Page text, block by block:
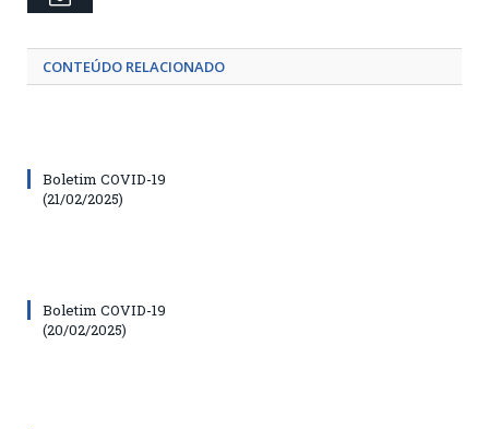
CONTEÚDO RELACIONADO
Boletim COVID-19
(21/02/2025)
Boletim COVID-19
(20/02/2025)